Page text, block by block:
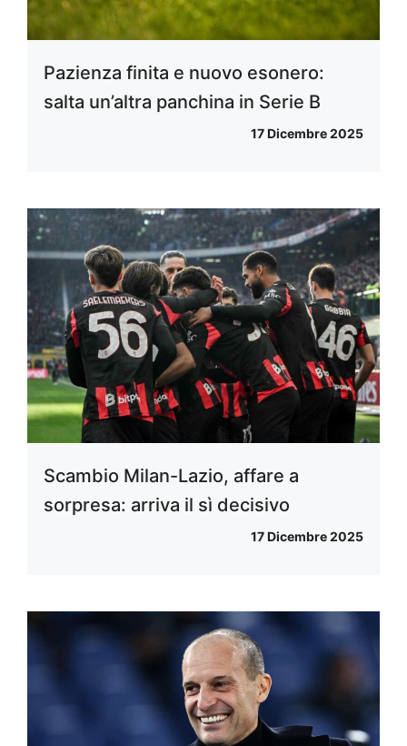
Pazienza finita e nuovo esonero:
salta un’altra panchina in Serie B
17 Dicembre 2025
Scambio Milan-Lazio, affare a
sorpresa: arriva il sì decisivo
17 Dicembre 2025